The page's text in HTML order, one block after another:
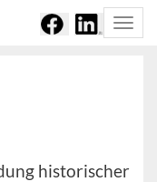
historischer